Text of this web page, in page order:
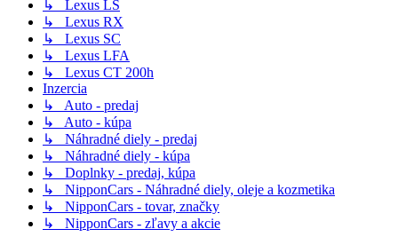
↳ Lexus LS
↳ Lexus RX
↳ Lexus SC
↳ Lexus LFA
↳ Lexus CT 200h
Inzercia
↳ Auto - predaj
↳ Auto - kúpa
↳ Náhradné diely - predaj
↳ Náhradné diely - kúpa
↳ Doplnky - predaj, kúpa
↳ NipponCars - Náhradné diely, oleje a kozmetika
↳ NipponCars - tovar, značky
↳ NipponCars - zľavy a akcie